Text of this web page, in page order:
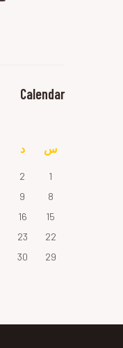
Calendar
س د
1
2
8
9
15
16
22
23
29
30